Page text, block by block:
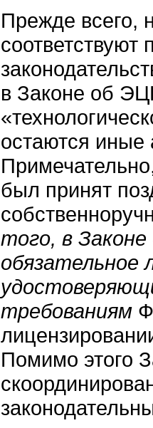
Прежде всего,
соответствуют
в Законе об
остаются иные
был принят
того, в
обязательное
требованиям
Помимо этого